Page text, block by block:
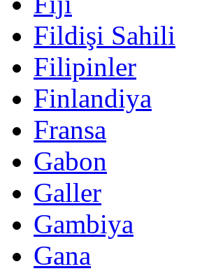
Fildişi Sahili
Filipinler
Finlandiya
Fransa
Gabon
Galler
Gambiya
Gana